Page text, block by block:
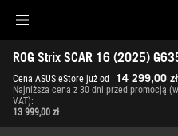
Accessibility links
Skip to content
Accessibility Help
Skip to Menu
ASUS Footer
ROG Strix SCAR 16 (2025)
-
Galeria
Cena ASUS eStore już od 14 299,00 zł
Najniższa cena z 30 dni przed promocją
VAT):
13 999,00 zł